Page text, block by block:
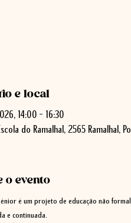
e local
14:00 – 16:30
do Ramalhal, 2565 Ramalhal,
o evento
é um projeto de educação não
e continuada.